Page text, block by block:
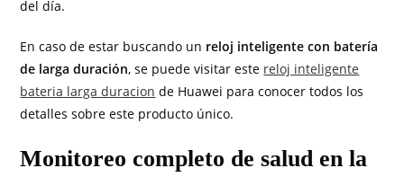
del día.
En caso de estar buscando un reloj inteligente con batería
de larga duración, se puede visitar este reloj inteligente
bateria larga duracion de Huawei para conocer todos los
detalles sobre este producto único.
Monitoreo completo de salud en la